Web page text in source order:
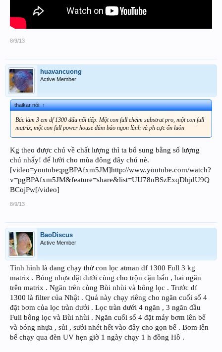
8/9/13
huavancuong
Active Member
thaikar nói:↑
Bác làm 3 em df 1300 đấu nối tiếp. Một con full eheim substrat pro, một con full
matrix, một con full power house đảm bảo ngon lành và ph cực ổn luôn
Kg theo được chú về chất lượng thì ta bổ sung bằng số lượng
chú nhẩy! để lười cho mùa đông đây chú nè.
[video=youtube;pgBPAfxm5JM]http://www.youtube.com/watch?
v=pgBPAfxm5JM&feature=share&list=UU78nBSzExqDhjdU9Q
BCojPw[/video]
8/9/13
BaoDiscus
Active Member
Tình hình là đang chạy thử con lọc atman df 1300 Full 3 kg
matrix . Bóng nhựa đặt dưới cùng cho trộn cặn bẩn , hai ngăn
trên matrix . Ngăn trên cùng Bùi nhùi và bông lọc . Trước df
1300 là filter của Nhật . Quả này chạy riêng cho ngăn cuối số 4
đặt bơm của lọc tràn dưới . Lọc tràn dưới 4 ngăn , 3 ngăn đầu
Full bông lọc và Bùi nhùi . Ngăn cuối số 4 đặt máy bơm lên bể
và bóng nhựa , sủi , sưởi nhét hết vào đây cho gọn bể . Bơm lên
bể chạy qua đèn UV hẹn giờ 1 ngày chạy 1 h đồng Hồ .